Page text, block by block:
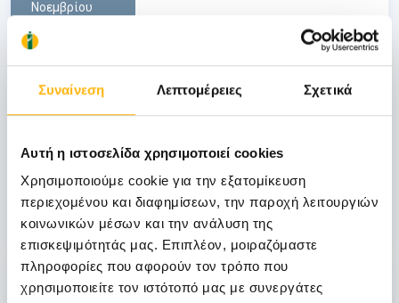
Συναίνεση Λεπτομέρειες Σχετικά
Αυτή η ιστοσελίδα χρησιμοποιεί cookies
Χρησιμοποιούμε cookie για την εξατομίκευση
περιεχομένου και διαφημίσεων, την παροχή λειτουργιών
κοινωνικών μέσων και την ανάλυση της
επισκεψιμότητάς μας. Επιπλέον, μοιραζόμαστε
πληροφορίες που αφορούν τον τρόπο που
χρησιμοποιείτε τον ιστότοπό μας με συνεργάτες
Νοεμβρίου
ΙΑΣΩ Γενική Κλινική: Επιστημονική
Διημερίδα «Γυναικολογικές νεοπλασίες και
νεοπλασίες ουροποιητικού και μαστού:
Θεραπευτικά διλήμματα και νεότερα
δεδομένα από το ESMO 2026»
Μάθετε Περισσότερα